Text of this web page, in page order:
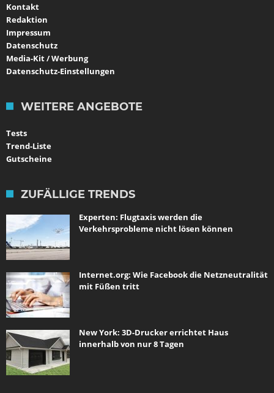
Kontakt
Redaktion
Impressum
Datenschutz
Media-Kit / Werbung
Datenschutz-Einstellungen
WEITERE ANGEBOTE
Tests
Trend-Liste
Gutscheine
ZUFÄLLIGE TRENDS
Experten: Flugtaxis werden die
Verkehrsprobleme nicht lösen können
Internet.org: Wie Facebook die Netzneutralität
mit Füßen tritt
New York: 3D-Drucker errichtet Haus
innerhalb von nur 8 Tagen